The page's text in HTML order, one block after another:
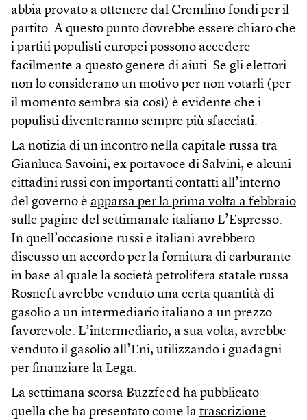
abbia provato a ottenere dal Cremlino fondi per il
partito. A questo punto dovrebbe essere chiaro che
i partiti populisti europei possono accedere
facilmente a questo genere di aiuti. Se gli elettori
non lo considerano un motivo per non votarli (per
il momento sembra sia così) è evidente che i
populisti diventeranno sempre più sfacciati.
La notizia di un incontro nella capitale russa tra
Gianluca Savoini, ex portavoce di Salvini, e alcuni
cittadini russi con importanti contatti all’interno
del governo è apparsa per la prima volta a febbraio
sulle pagine del settimanale italiano L’Espresso.
In quell’occasione russi e italiani avrebbero
discusso un accordo per la fornitura di carburante
in base al quale la società petrolifera statale russa
Rosneft avrebbe venduto una certa quantità di
gasolio a un intermediario italiano a un prezzo
favorevole. L’intermediario, a sua volta, avrebbe
venduto il gasolio all’Eni, utilizzando i guadagni
per finanziare la Lega.
La settimana scorsa Buzzfeed ha pubblicato
quella che ha presentato come la trascrizione